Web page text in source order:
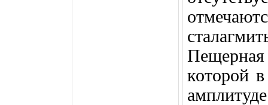
которой